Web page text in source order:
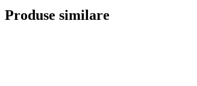
Produse similare